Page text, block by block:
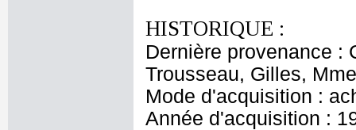
HISTORIQUE :
Dernière provenance :
Trousseau, Gilles,
Mode d'acquisition :
Année d'acquisition :